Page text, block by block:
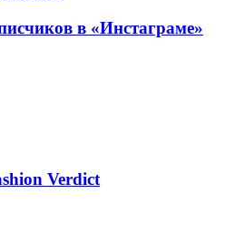
в «Инстаграме»
Verdict